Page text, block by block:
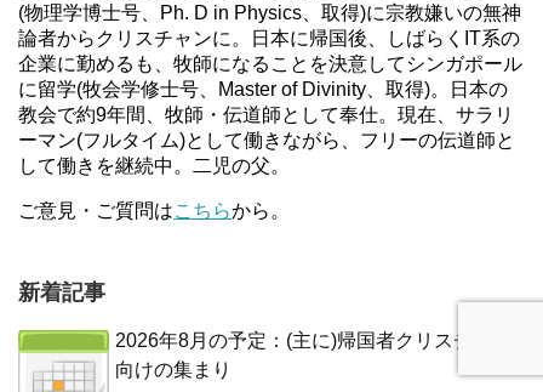
(物理学博士号、Ph. D in Physics、取得)に宗教嫌いの無神
論者からクリスチャンに。日本に帰国後、しばらくIT系の
企業に勤めるも、牧師になることを決意してシンガポール
に留学(牧会学修士号、Master of Divinity、取得)。日本の
教会で約9年間、牧師・伝道師として奉仕。現在、サラリ
ーマン(フルタイム)として働きながら、フリーの伝道師と
して働きを継続中。二児の父。
ご意見・ご質問はこちらから。
新着記事
2026年8月の予定：(主に)帰国者クリスチャン
向けの集まり